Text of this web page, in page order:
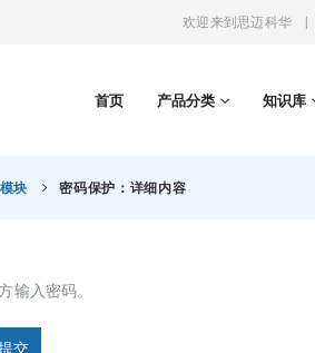
欢迎来到思迈科华 |
首页 产品分类 知识库
块 密码保护：详细内容
输入密码。